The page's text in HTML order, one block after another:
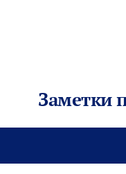
Заметки